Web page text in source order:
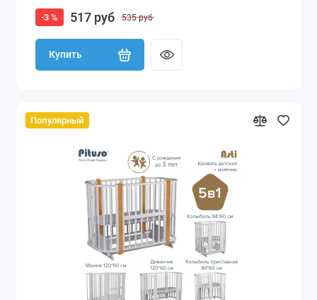
-3 % 517 руб 535 руб
Купить
Популярный